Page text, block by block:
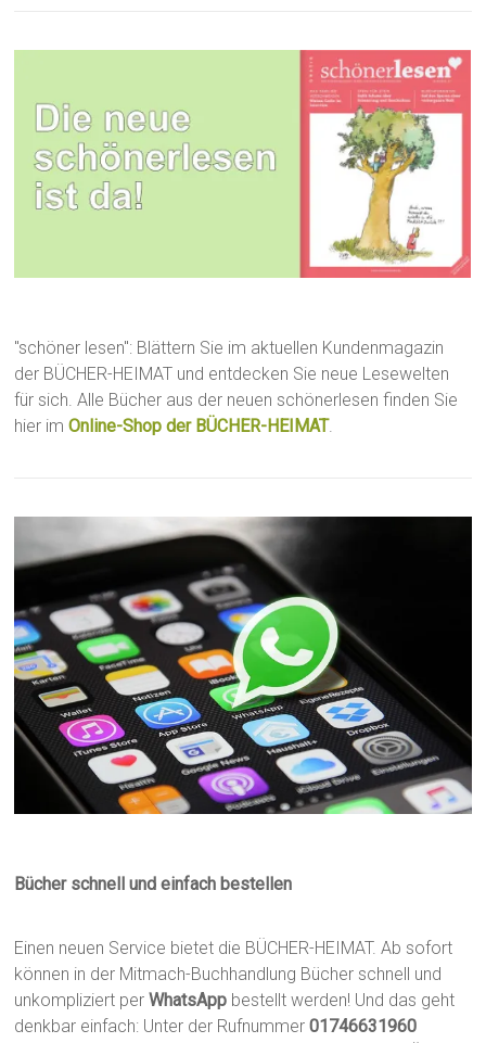
"schöner lesen": Blättern Sie im aktuellen Kundenmagazin
der BÜCHER-HEIMAT und entdecken Sie neue Lesewelten
für sich. Alle Bücher aus der neuen schönerlesen finden Sie
hier imOnline-Shop der BÜCHER-HEIMAT.
Bücher schnell und einfach bestellen
Einen neuen Service bietet die BÜCHER-HEIMAT. Ab sofort
können in der Mitmach-Buchhandlung Bücher schnell und
unkompliziert perWhatsApp bestellt werden! Und das geht
denkbar einfach: Unter der Rufnummer01746631960